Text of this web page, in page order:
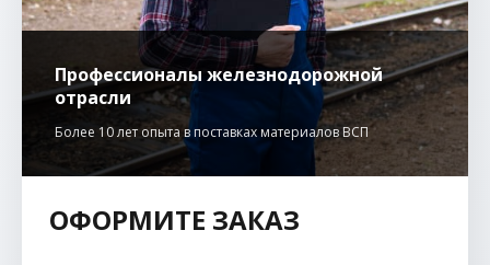
Профессионалы железнодорожной
отрасли
Более 10 лет опыта в поставках материалов ВСП
ОФОРМИТЕ ЗАКАЗ